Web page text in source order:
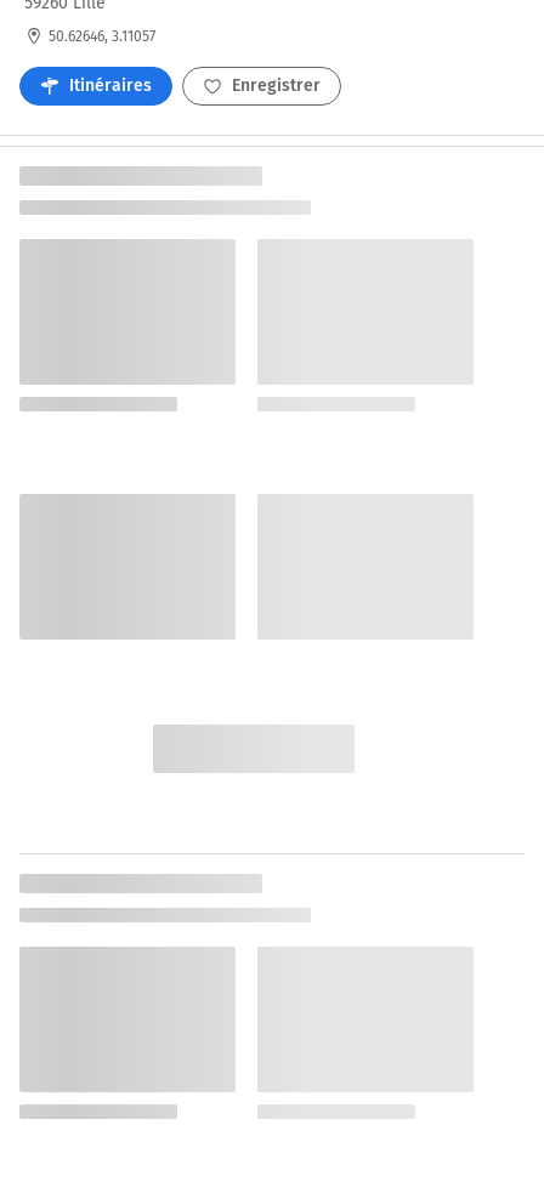
50.62646, 3.11057
Itinéraires Enregistrer